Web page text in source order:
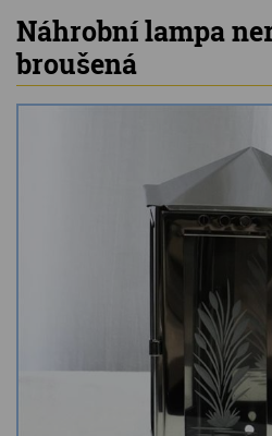
Grilovací, pečící kameny
Lávové grilovací kameny
Kamenné truhlíky
Chladící kostky a puky
Doplňky do kuchyně
Hřbitovní doplňky
Zvířecí náhrobky a
Kamenné stoly,
Barevné kamenné drti
Štípané kamenné obklady
Náhrobní lampa
broušená